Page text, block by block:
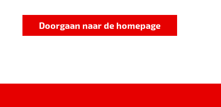
Doorgaan naar de homepage